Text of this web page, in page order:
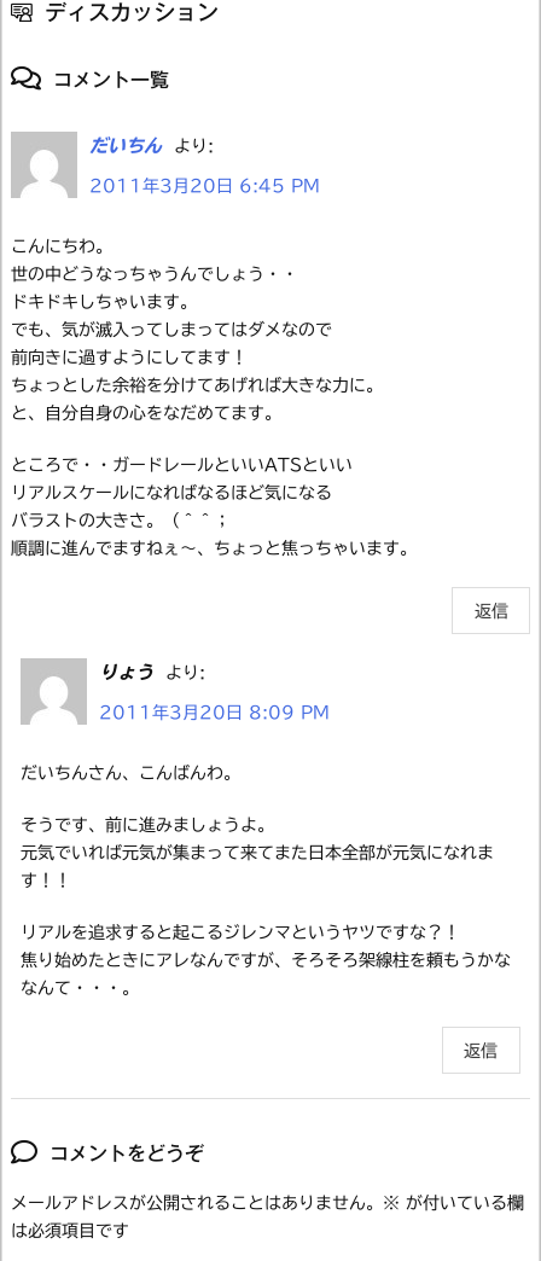
ディスカッション
コメント一覧
だいちん より:
2011年3月20日 6:45 PM
こんにちわ。
世の中どうなっちゃうんでしょう・・
ドキドキしちゃいます。
でも、気が滅入ってしまってはダメなので
前向きに過すようにしてます！
ちょっとした余裕を分けてあげれば大きな力に。
と、自分自身の心をなだめてます。
ところで・・ガードレールといいATSといい
リアルスケールになればなるほど気になる
バラストの大きさ。（＾＾；
順調に進んでますねぇ～、ちょっと焦っちゃいます。
返信
りょう より:
2011年3月20日 8:09 PM
だいちんさん、こんばんわ。
そうです、前に進みましょうよ。
元気でいれば元気が集まって来てまた日本全部が元気になれま
す！！
リアルを追求すると起こるジレンマというヤツですな？！
焦り始めたときにアレなんですが、そろそろ架線柱を頼もうかな
なんて・・・。
返信
コメントをどうぞ
メールアドレスが公開されることはありません。 ※ が付いている欄
は必須項目です